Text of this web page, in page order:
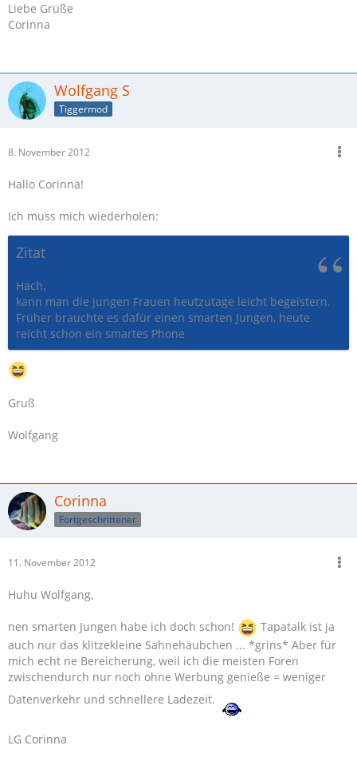
Liebe Grüße
Corinna
Wolfgang S
Tiggermod
8. November 2012
Hallo Corinna!
Ich muss mich wiederholen:
Zitat
Hach,
kann man die jungen Frauen heutzutage leicht begeistern.
Früher brauchte es dafür einen smarten Jungen, heute
reicht schon ein smartes Phone
Gruß
Wolfgang
Corinna
Fortgeschrittener
11. November 2012
Huhu Wolfgang,
nen smarten Jungen habe ich doch schon!
Tapatalk ist ja
auch nur das klitzekleine Sahnehäubchen ... *grins* Aber für
mich echt ne Bereicherung, weil ich die meisten Foren
zwischendurch nur noch ohne Werbung genieße = weniger
Datenverkehr und schnellere Ladezeit.
LG Corinna